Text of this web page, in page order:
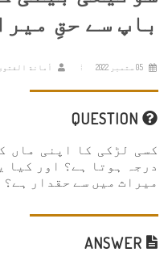
باپ سے حقِ
أمانة الفتوى
کسی لڑکی کا اپنی ماں
درجہ ہوتا ہے؟ اور کیا
میراث میں سے حقدار ہے؟